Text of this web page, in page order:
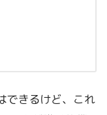
できるけど、これ